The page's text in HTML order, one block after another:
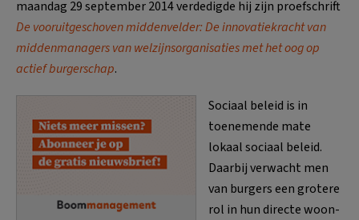
maandag 29 september 2014 verdedigde hij zijn proefschrift
De vooruitgeschoven middenvelder: De innovatiekracht van
middenmanagers van welzijnsorganisaties met het oog op
actief burgerschap.
Sociaal beleid is in
toenemende mate
lokaal sociaal beleid.
Daarbij verwacht men
van burgers een grotere
rol in hun directe woon-